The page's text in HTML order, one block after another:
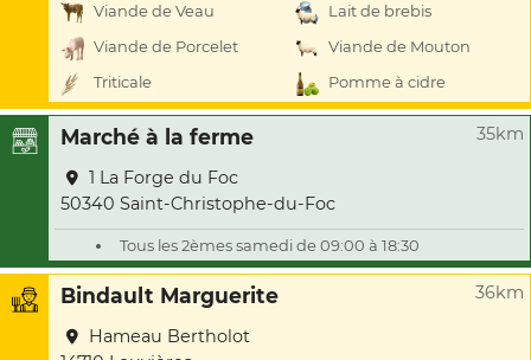
Viande de Veau
Lait de brebis
Viande de Porcelet
Viande de Mouton
Triticale
Pomme à cidre
Marché à la ferme 35km
1 La Forge du Foc
50340 Saint-Christophe-du-Foc
Tous les 2èmes samedi de 09:00 à 18:30
Bindault Marguerite 36km
Hameau Bertholot